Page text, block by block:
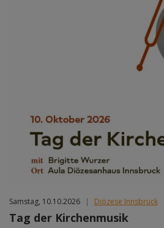
Samstag, 10.10.2026 | Diözese Innsbruck
Tag der Kirchenmusik